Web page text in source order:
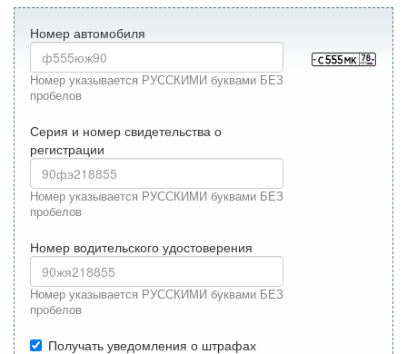
Номер автомобиля
Номер указывается РУССКИМИ буквами БЕЗ
пробелов
Серия и номер свидетельства о
регистрации
Номер указывается РУССКИМИ буквами БЕЗ
пробелов
Номер водительского удостоверения
Номер указывается РУССКИМИ буквами БЕЗ
пробелов
Получать уведомления о штрафах